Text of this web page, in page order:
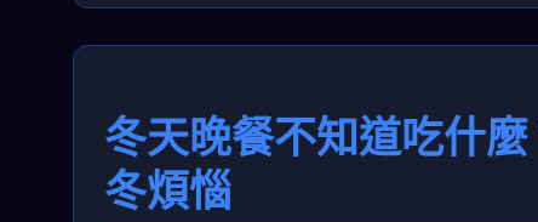
冬天晚餐不知道吃什
冬煩惱